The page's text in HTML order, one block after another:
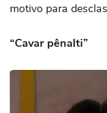
motivo para
“Cavar pênalti”